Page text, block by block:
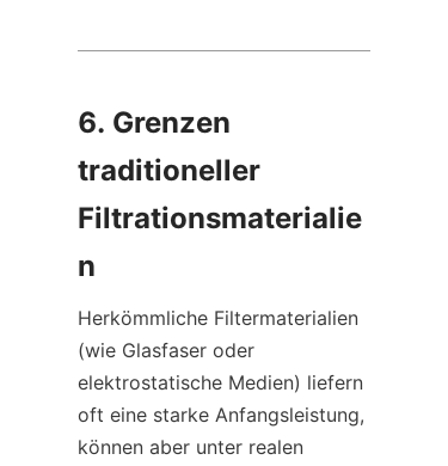
6. Grenzen
traditioneller
Filtrationsmaterialie
n
Herkömmliche Filtermaterialien
(wie Glasfaser oder
elektrostatische Medien) liefern
oft eine starke Anfangsleistung,
können aber unter realen